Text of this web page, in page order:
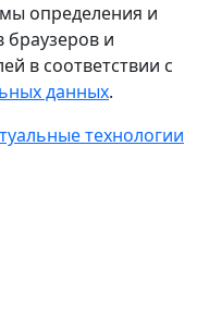
определения и
браузеров и
в соответствии с
данных.
технологии